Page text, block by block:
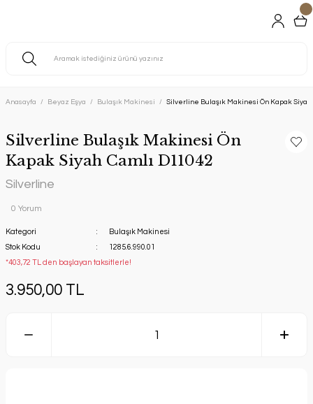
Anasayfa Beyaz Eşya Bulaşık Makinesi Silverline Bulaşık Makinesi Ön Kapak Siyah
Silverline Bulaşık Makinesi Ön
Kapak Siyah Camlı D11042
Silverline
0 Yorum
Kategori
Bulaşık Makinesi
Stok Kodu
1285.6.990.01
*403,72 TL den başlayan taksitlerle!
3.950,00 TL